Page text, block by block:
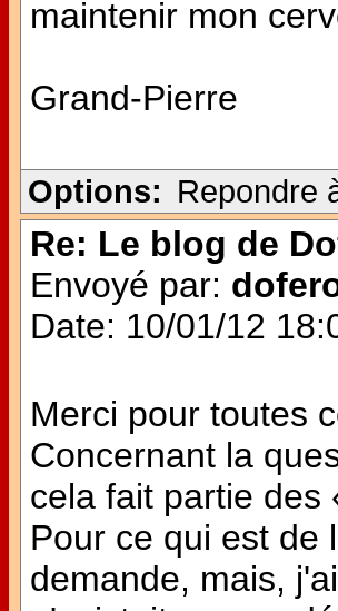
maintenir mon
Grand-Pierre
Options: Repondre
Re: Le blog de
Envoyé par:
Date: 10/01/12
Merci pour toutes
Concernant la
cela fait partie des
Pour ce qui est de
demande, mais,